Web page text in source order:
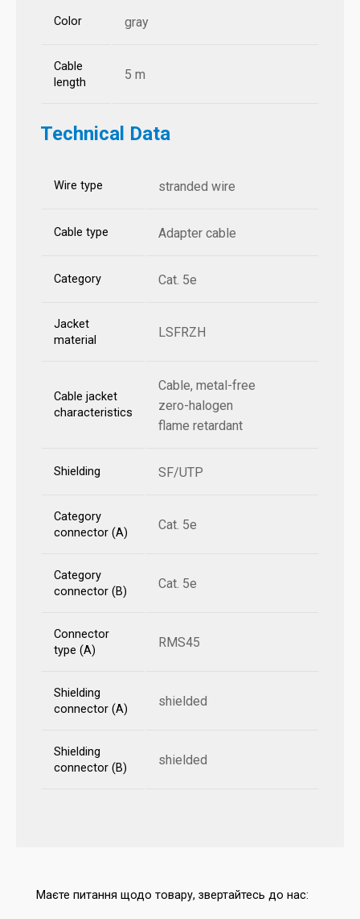
Color gray
Cable
length
5 m
Technical Data
Wire type stranded wire
Cable type Adapter cable
Category Cat. 5e
Jacket
material
LSFRZH
Cable jacket
characteristics
Cable, metal-free
zero-halogen
flame retardant
Shielding SF/UTP
Category
connector (A)
Cat. 5e
Category
connector (B)
Cat. 5e
Connector
type (A)
RMS45
Shielding
connector (A)
shielded
Shielding
connector (B)
shielded
Маєте питання щодо товару, звертайтесь до нас: